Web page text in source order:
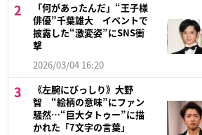
「何があったんだ」“王子様
俳優”千葉雄大 イベントで
披露した“激変姿”にSNS衝
撃
2026/03/04 16:20
《左腕にびっしり》大野
智 “絵柄の意味”にファン
騒然…“巨大タトゥー”に描
かれた「7文字の言葉」